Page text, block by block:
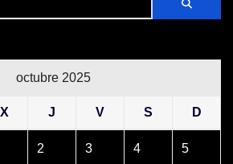
octubre 2025
X J V S D
2 3 4 5